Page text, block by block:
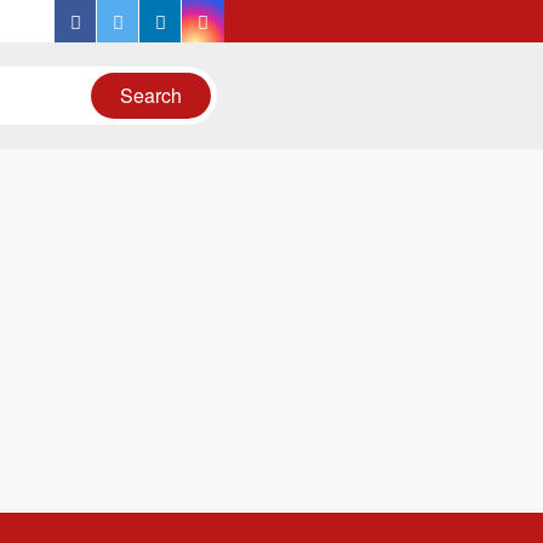
facebook
twitterlinkedininstagram